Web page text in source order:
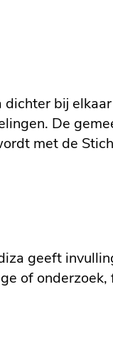
bij
De
met de
geeft
of onderzoek,